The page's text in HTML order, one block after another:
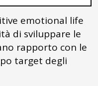
emotional life
di sviluppare le
rapporto con le
target degli